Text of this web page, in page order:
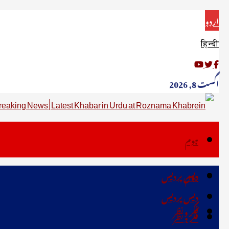
اردو
हिन्दी
اگست 8, 2026
ہوم
دیس پردیس
فکر ونظر
ہوم
دیس پردیس
فکر ونظر